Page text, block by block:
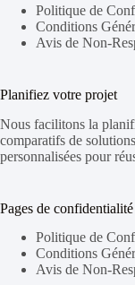
Politique de
Conditions
Avis de Non-
Planifiez votre projet
Nous facilitons la
comparatifs de solutions
personnalisées pour
Pages de confidentialité
Politique de
Conditions
Avis de Non-